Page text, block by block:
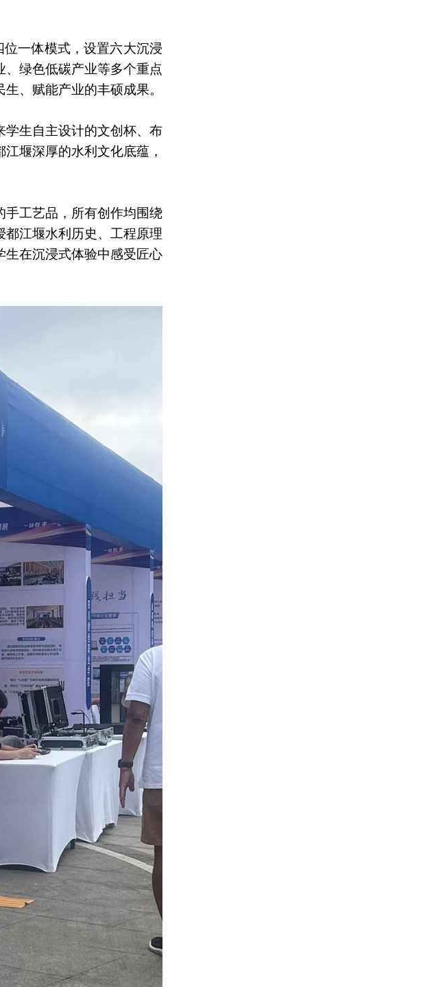
一体模式，设置六大沉浸
绿色低碳产业等多个重点
、赋能产业的丰硕成果。
生自主设计的文创杯、布
堰深厚的水利文化底蕴，
工艺品，所有创作均围绕
江堰水利历史、工程原理
在沉浸式体验中感受匠心